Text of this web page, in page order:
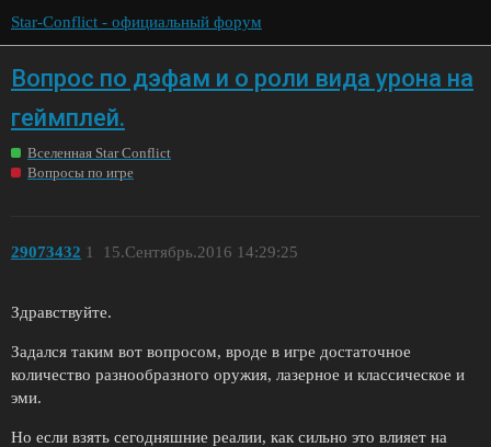
Star-Conflict - официальный форум
Вопрос по дэфам и о роли вида урона на
геймплей.
Вселенная Star Conflict
Вопросы по игре
29073432 15.Сентябрь.2016 14:29:25
1
Здравствуйте.
Задался таким вот вопросом, вроде в игре достаточное
количество разнообразного оружия, лазерное и классическое и
эми.
Но если взять сегодняшние реалии, как сильно это влияет на